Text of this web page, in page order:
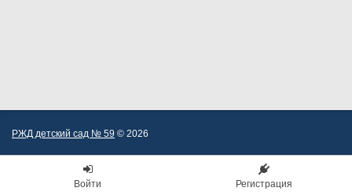
РЖД детский сад № 59 © 2026
Войти Регистрация